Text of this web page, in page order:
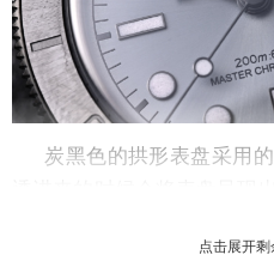
炭黑色的拱形表盘采用的
廓进行勾勒，也就保证了在
点击展开